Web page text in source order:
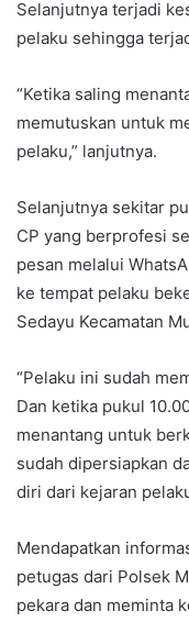
Selanjutnya terjadi
pelaku sehingga
“Ketika saling
memutuskan untuk
pelaku,” lanjutnya.
Selanjutnya sekitar
CP yang berprofesi
pesan melalui
ke tempat pelaku
Sedayu Kecamatan
“Pelaku ini sudah
Dan ketika pukul
menantang untuk
sudah dipersiapkan
diri dari kejaran
Mendapatkan
petugas dari Polsek
pekara dan meminta